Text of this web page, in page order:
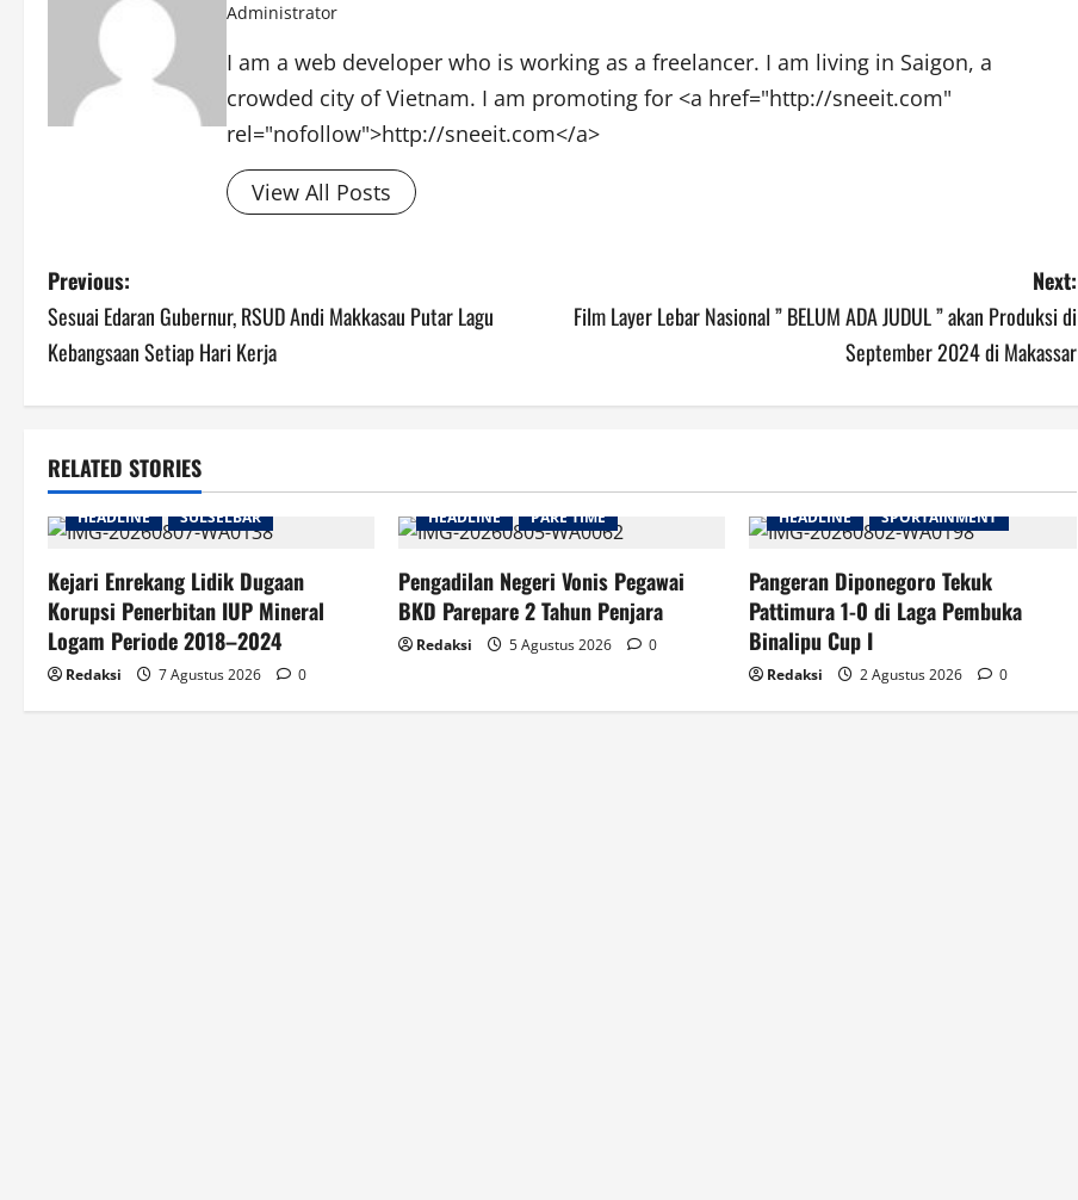
Administrator
I am a web developer who is working as a freelancer. I am living in Saigon, a
crowded city of Vietnam. I am promoting for <a href="http://sneeit.com"
rel="nofollow">http://sneeit.com</a>
View All Posts
Post
navigation
Previous:
Sesuai Edaran Gubernur, RSUD Andi Makkasau Putar Lagu
Kebangsaan Setiap Hari Kerja
Next:
Film Layer Lebar Nasional ” BELUM ADA JUDUL ” akan Produksi di
September 2024 di Makassar
RELATED STORIES
HEADLINE SULSELBAR
Kejari Enrekang Lidik Dugaan
Korupsi Penerbitan IUP Mineral
Logam Periode 2018–2024
Redaksi 7 Agustus 2026 0
HEADLINE PARE TIME
Pengadilan Negeri Vonis Pegawai
BKD Parepare 2 Tahun Penjara
Redaksi 5 Agustus 2026 0
HEADLINE SPORTAINMENT
Pangeran Diponegoro Tekuk
Pattimura 1-0 di Laga Pembuka
Binalipu Cup I
Redaksi 2 Agustus 2026 0